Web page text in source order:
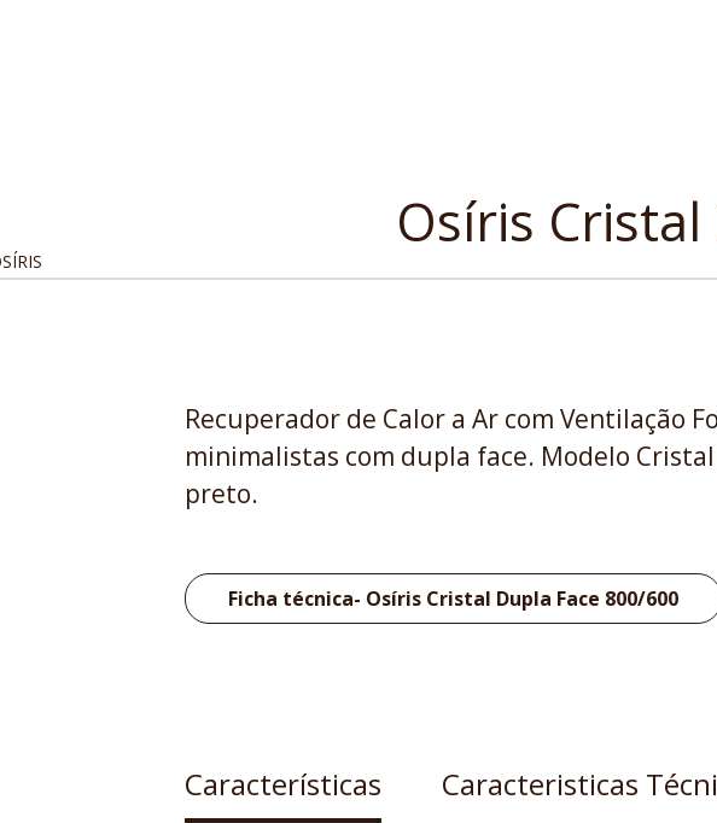
Osíris Cristal
Recuperador de Calor a Ar com Ventilação
minimalistas com dupla face. Modelo
preto.
Ficha técnica- Osíris Cristal Dupla Face 800/600
Características
Caracteristicas